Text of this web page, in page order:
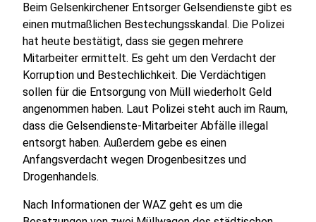
Beim Gelsenkirchener Entsorger Gelsendienste gibt es
einen mutmaßlichen Bestechungsskandal. Die Polizei
hat heute bestätigt, dass sie gegen mehrere
Mitarbeiter ermittelt. Es geht um den Verdacht der
Korruption und Bestechlichkeit. Die Verdächtigen
sollen für die Entsorgung von Müll wiederholt Geld
angenommen haben. Laut Polizei steht auch im Raum,
dass die Gelsendienste-Mitarbeiter Abfälle illegal
entsorgt haben. Außerdem gebe es einen
Anfangsverdacht wegen Drogenbesitzes und
Drogenhandels.
Nach Informationen der WAZ geht es um die